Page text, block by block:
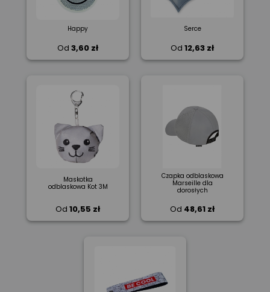
Happy
Od 3,60 zł
Serce
Od 12,63 zł
Maskotka
odblaskowa Kot 3M
Od 10,55 zł
Czapka odblaskowa
Marseille dla
dorosłych
Od 48,61 zł